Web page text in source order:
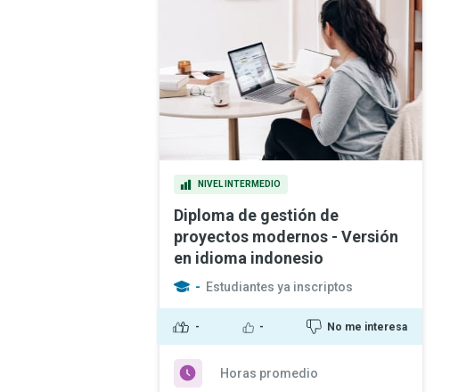
NIVEL INTERMEDIO
Diploma de gestión de
proyectos modernos - Versión
en idioma indonesio
- Estudiantes ya inscriptos
- - No me interesa
Horas promedio